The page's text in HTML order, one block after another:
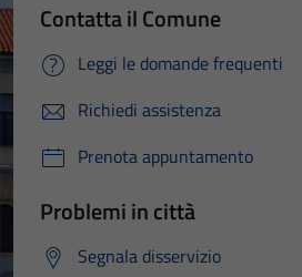
Contatta il Comune
Leggi le domande frequenti
Richiedi assistenza
Prenota appuntamento
Problemi in città
Segnala disservizio